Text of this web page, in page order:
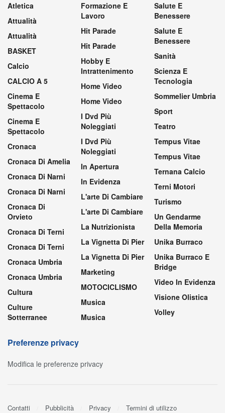
Atletica
Attualità
Attualità
BASKET
Calcio
CALCIO A 5
Cinema E
Spettacolo
Cinema E
Spettacolo
Cronaca
Cronaca Di Amelia
Cronaca Di Narni
Cronaca Di Narni
Cronaca Di
Orvieto
Cronaca Di Terni
Cronaca Di Terni
Cronaca Umbria
Cronaca Umbria
Cultura
Culture
Sotterranee
Formazione E
Lavoro
Hit Parade
Hit Parade
Hobby E
Intrattenimento
Home Video
Home Video
I Dvd Più
Noleggiati
I Dvd Più
Noleggiati
In Apertura
In Evidenza
L'arte Di Cambiare
L'arte Di Cambiare
La Nutrizionista
La Vignetta Di Pier
La Vignetta Di Pier
Marketing
MOTOCICLISMO
Musica
Musica
Salute E
Benessere
Salute E
Benessere
Sanità
Scienza E
Tecnologia
Sommelier Umbria
Sport
Teatro
Tempus Vitae
Tempus Vitae
Ternana Calcio
Terni Motori
Turismo
Un Gendarme
Della Memoria
Unika Burraco
Unika Burraco E
Bridge
Video In Evidenza
Visione Olistica
Volley
Preferenze privacy
Modifica le preferenze privacy
Contatti Pubblicità Privacy Termini di utilizzo